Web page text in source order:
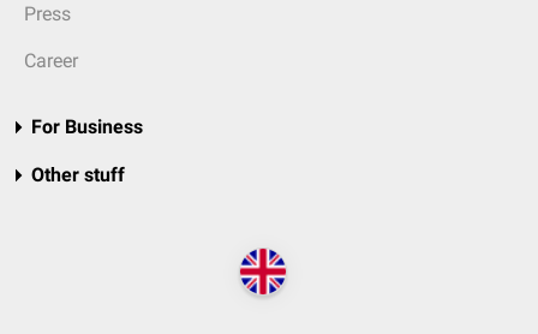
Press
Career
For Business
Other stuff